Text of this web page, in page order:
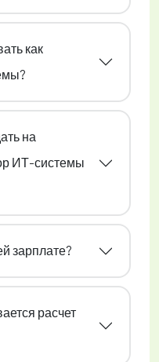
как
на
ИТ-системы
зарплате?
расчет